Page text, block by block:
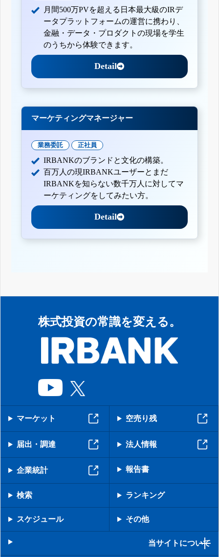
月間500万PVを超える日本最大級のIRデ
ータプラットフォームの運営に携わり、
金融・データ・プロダクトの現場を学生
のうちから体験できます。
Detail
マーケティングマネージャー
業務委託 正社員
IRBANKのブランドと文化の構築。
百万人の現IRBANKユーザーとまだ
IRBANKを知らない数千万人に対してマ
ーケティングをしてみたい方。
Detail
株式投資の常識を変える。
マーケット 空売り残
届出・調達 法人情報
企業統計 報告書
検索 ランキング
スケジュール その他
当サイトについて